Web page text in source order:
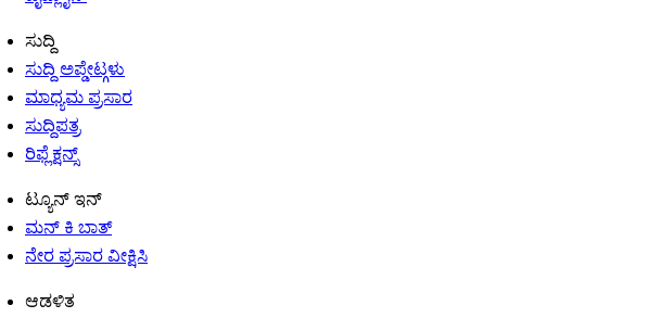
ಸುದ್ದಿ
ಸುದ್ದಿ ಅಪ್ಡೇಟ್ಗಳು
ಮಾಧ್ಯಮ ಪ್ರಸಾರ
ಸುದ್ದಿಪತ್ರ
ರಿಫ್ಲೆಕ್ಷನ್ಸ್
ಟ್ಯೂನ್ ಇನ್
ಮನ್ ಕಿ ಬಾತ್
ನೇರ ಪ್ರಸಾರ ವೀಕ್ಷಿಸಿ
ಆಡಳಿತ